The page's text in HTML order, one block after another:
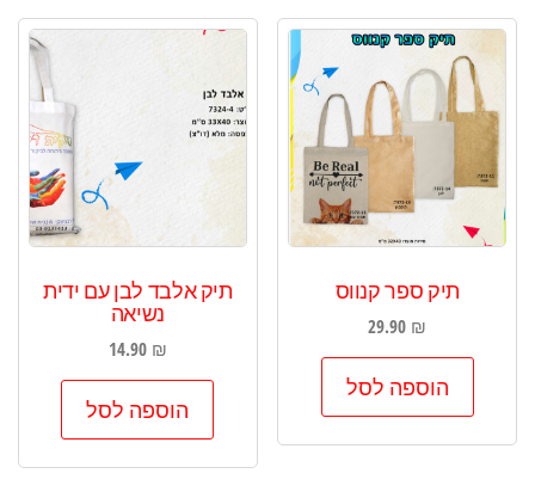
תיק ספר קנווס
29.90 ₪
הוספה לסל
תיק אלבד לבן עם ידית
נשיאה
14.90 ₪
הוספה לסל